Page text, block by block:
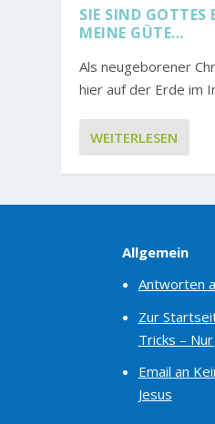
SIE SIND GOTTES
MEINE GÜTE…
Als neugeborener
hier auf der Erde im
WEITERLESEN
Allgemein
Antworten
Zur
Tricks – Nur
Email an
Jesus